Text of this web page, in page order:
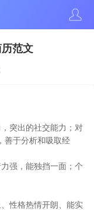
范文
突出的社交能力；对
善于分析和吸取经
强，能独挡一面；个
性格热情开朗、能实